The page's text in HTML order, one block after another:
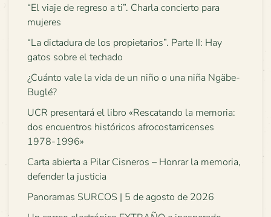
“El viaje de regreso a ti”. Charla concierto para
mujeres
“La dictadura de los propietarios”. Parte II: Hay
gatos sobre el techado
¿Cuánto vale la vida de un niño o una niña Ngäbe-
Buglé?
UCR presentará el libro «Rescatando la memoria:
dos encuentros históricos afrocostarricenses
1978-1996»
Carta abierta a Pilar Cisneros – Honrar la memoria,
defender la justicia
Panoramas SURCOS | 5 de agosto de 2026